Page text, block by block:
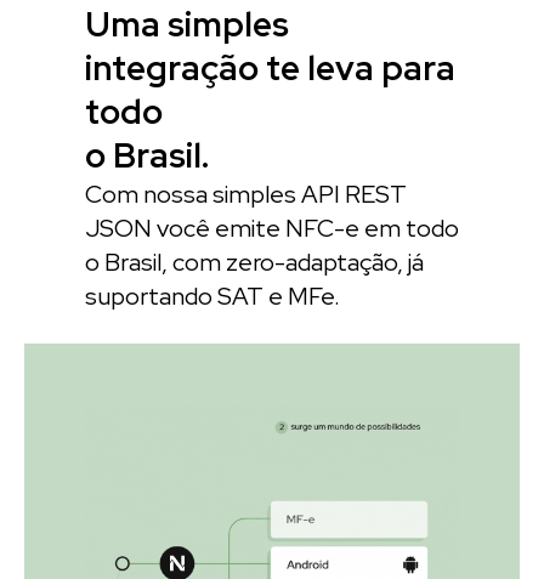
Uma simples
integração te leva para
todo
o Brasil.
Com nossa simples API REST
JSON você emite NFC-e em todo
o Brasil, com zero-adaptação, já
suportando SAT e MFe.